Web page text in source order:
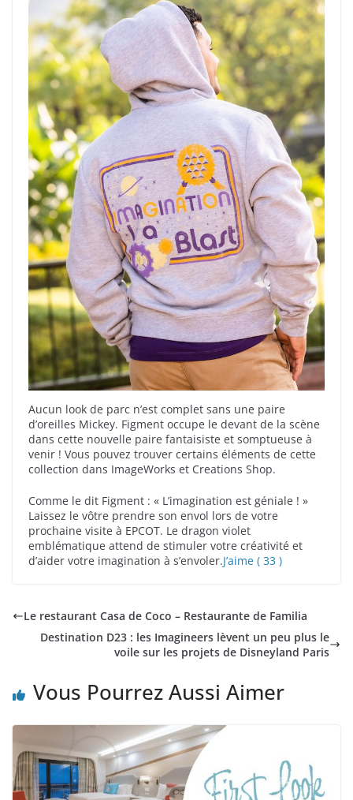
Aucun look de parc n’est complet sans une paire
d’oreilles Mickey. Figment occupe le devant de la scène
dans cette nouvelle paire fantaisiste et somptueuse à
venir ! Vous pouvez trouver certains éléments de cette
collection dans ImageWorks et Creations Shop.
Comme le dit Figment : « L’imagination est géniale ! »
Laissez le vôtre prendre son envol lors de votre
prochaine visite à EPCOT. Le dragon violet
emblématique attend de stimuler votre créativité et
d’aider votre imagination à s’envoler.J’aime ( 33 )
Le restaurant Casa de Coco – Restaurante de Familia
Destination D23 : les Imagineers lèvent un peu plus le
voile sur les projets de Disneyland Paris
Vous Pourrez Aussi Aimer